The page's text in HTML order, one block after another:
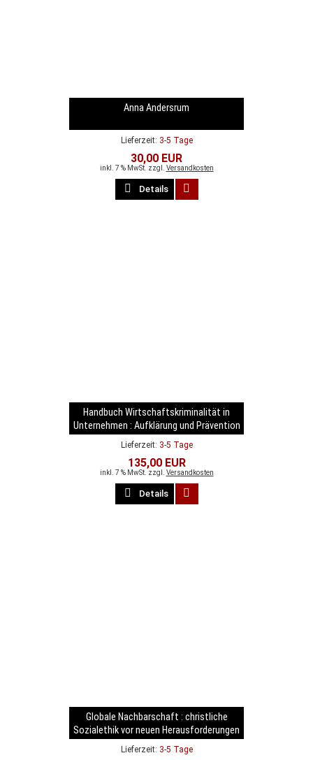
Anna Andersrum
Lieferzeit: 3-5 Tage
30,00 EUR
inkl. 7 % MwSt. zzgl. Versandkosten
Details
Handbuch Wirtschaftskriminalität in
Unternehmen : Aufklärung und Prävention
Lieferzeit: 3-5 Tage
135,00 EUR
inkl. 7 % MwSt. zzgl. Versandkosten
Details
Globale Nachbarschaft : christliche
Sozialethik vor neuen Herausforderungen
Lieferzeit: 3-5 Tage